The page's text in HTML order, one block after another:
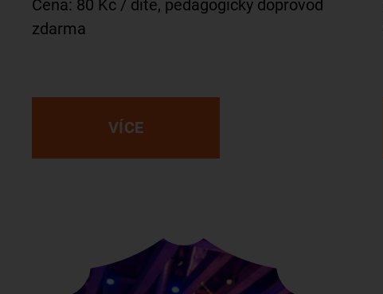
Cena: 80 Kč / dítě, pedagogický doprovod
zdarma
VÍCE